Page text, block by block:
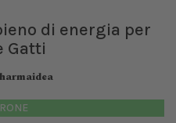
di energia per
Gatti